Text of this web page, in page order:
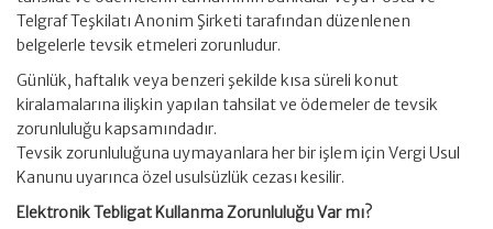
Telgraf Teşkilatı Anonim Şirketi tarafından düzenlenen
belgelerle tevsik etmeleri zorunludur.
Günlük, haftalık veya benzeri şekilde kısa süreli konut
kiralamalarına ilişkin yapılan tahsilat ve ödemeler de tevsik
zorunluluğu kapsamındadır.
Tevsik zorunluluğuna uymayanlara her bir işlem için Vergi Usul
Kanunu uyarınca özel usulsüzlük cezası kesilir.
Elektronik Tebligat Kullanma Zorunluluğu Var mı?